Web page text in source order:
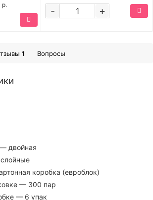
р.
+
-
1 Вопросы
— двойная
коробка (евроблок)
— 300 пар
— 6 упак